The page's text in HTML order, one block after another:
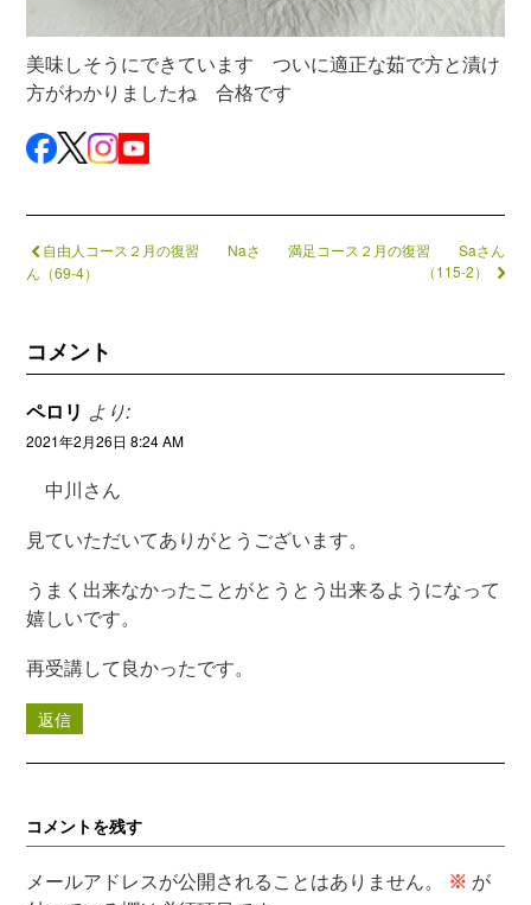
美味しそうにできています ついに適正な茹で方と漬け
方がわかりましたね 合格です
自由人コース２月の復習 Naさ
ん（69-4）
満足コース２月の復習 Saさん
（115-2）
コメント
ペロリ より:
2021年2月26日 8:24 AM
中川さん
見ていただいてありがとうございます。
うまく出来なかったことがとうとう出来るようになって
嬉しいです。
再受講して良かったです。
返信
コメントを残す
メールアドレスが公開されることはありません。 ※ が